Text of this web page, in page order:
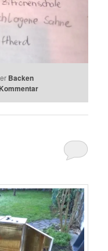
Backen